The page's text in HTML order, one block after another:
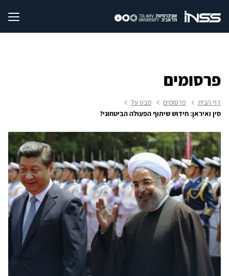
פרסומים
דף הבית פרסומים
מבט על
סין ואיראן: חידוש שיתוף הפעולה הביטחוני?